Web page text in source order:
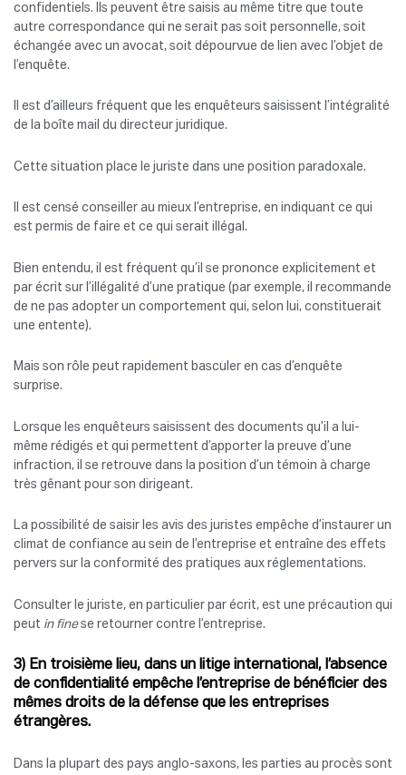
confidentiels. Ils peuvent être saisis au même titre que toute
autre correspondance qui ne serait pas soit personnelle, soit
échangée avec un avocat, soit dépourvue de lien avec l’objet de
l’enquête.
Il est d’ailleurs fréquent que les enquêteurs saisissent l’intégralité
de la boîte mail du directeur juridique.
Cette situation place le juriste dans une position paradoxale.
Il est censé conseiller au mieux l’entreprise, en indiquant ce qui
est permis de faire et ce qui serait illégal.
Bien entendu, il est fréquent qu’il se prononce explicitement et
par écrit sur l’illégalité d’une pratique (par exemple, il recommande
de ne pas adopter un comportement qui, selon lui, constituerait
une entente).
Mais son rôle peut rapidement basculer en cas d’enquête
surprise.
Lorsque les enquêteurs saisissent des documents qu’il a lui-
même rédigés et qui permettent d’apporter la preuve d’une
infraction, il se retrouve dans la position d’un témoin à charge
très gênant pour son dirigeant.
La possibilité de saisir les avis des juristes empêche d’instaurer un
climat de confiance au sein de l’entreprise et entraîne des effets
pervers sur la conformité des pratiques aux réglementations.
Consulter le juriste, en particulier par écrit, est une précaution qui
peut in finese retourner contre l’entreprise.
3) En troisième lieu, dans un litige international, l’absence
de confidentialité empêche l’entreprise de bénéficier des
mêmes droits de la défense que les entreprises
étrangères.
Dans la plupart des pays anglo-saxons, les parties au procès sont